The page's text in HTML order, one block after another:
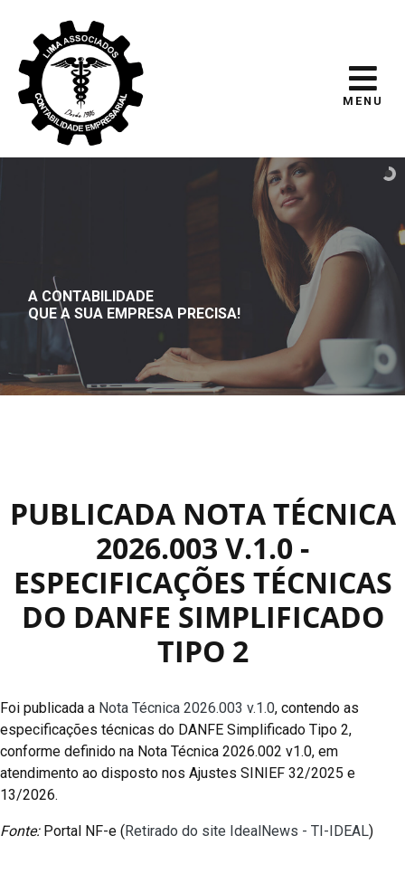
MENU
A CONTABILIDADE
QUE A SUA EMPRESA PRECISA!
PUBLICADA NOTA TÉCNICA
2026.003 V.1.0 -
ESPECIFICAÇÕES TÉCNICAS
DO DANFE SIMPLIFICADO
TIPO 2
Foi publicada a Nota Técnica 2026.003 v.1.0, contendo as
especificações técnicas do DANFE Simplificado Tipo 2,
conforme definido na Nota Técnica 2026.002 v1.0, em
atendimento ao disposto nos Ajustes SINIEF 32/2025 e
13/2026.
Fonte:Portal NF-e (Retirado do site IdealNews - TI-IDEAL)